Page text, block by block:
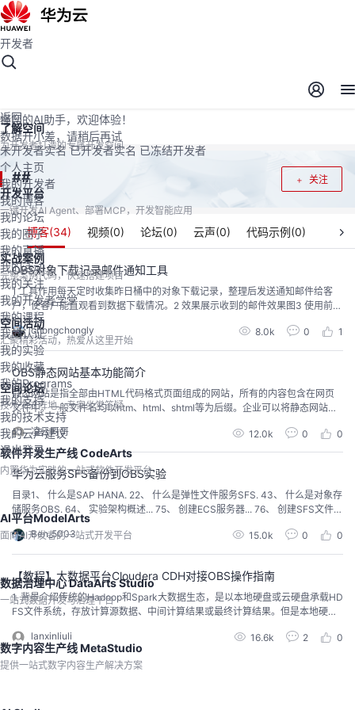
开发者空间
开发者空间
了解空间
为开发者打造的专属开发空间
开发平台
一键开发AI Agent、部署MCP，开发智能应用
实战案例
完整案例代码，快速搭建项目
空间活动
汇聚精彩活动，热爱从这里开始
空间论坛
技术交流阵地，专家坐堂答疑
软件开发生产线 CodeArts
内置华为实践的一站式软件开发平台
AI平台ModelArts
面向AI开发者的一站式开发平台
数据治理中心 DataArts Studio
一站式数据开发与治理平台
数字内容生产线 MetaStudio
提供一站式数字内容生产解决方案
开发者
返回
未开发者实名 已开发者实名 已冻结开发者
个人主页
我的开发者
我的博客
我的论坛
我的圈子
我的直播
我的活动
我的关注
我的开发者学堂
我的课程
我的认证
我的实验
我的收藏
我的Programs
我的支持
我的技术支持
我的云声建议
退出登录
懂您的AI助手，欢迎体验！
数据开小差，请稍后再试
关注
##
博客(34) 视频(0) 论坛(0) 云声(0) 代码示例(0)
OBS对象下载记录邮件通知工具
1 工具作用每天定时收集昨日桶中的对象下载记录，整理后发送通知邮件给客
户，使客户能直观看到数据下载情况。2 效果展示收到的邮件效果图3 使用前准
备工具使用前需要有如下3方面准备：1) 需要给想记录下载情况的桶配置Loggi
ng功能 2) 需要在console上同一region配置SMN下载Topic（邮件），并增加
订阅者（即收件人邮箱地址）3) ...
chongchongly 8.0k 0 1
OBS静态网站基本功能简介
静态网站是指全部由HTML代码格式页面组成的网站，所有的内容包含在网页
文件中。一般文件名均以htm、html、shtml等为后缀。企业可以将静态网站文
件存储在OBS中，且可以配置成静态网站托管模式，启用该功能后，能够自动
跳转至指定的索引页面和错误页面。下面简单介绍一下，如何在华为云OBS上
使用静态网站托管功能。步骤一：登陆OBS控制台或者使用OBS客户端工具OB
S Browser。本次使用O...
凌云哥哥 12.0k 0 0
华为云服务SFS备份到OBS实验
目录1、 什么是SAP HANA. 22、 什么是弹性文件服务SFS. 43、 什么是对象存
储服务OBS. 64、 实验架构概述... 75、 创建ECS服务器... 76、 创建SFS文件系
统... 77、 挂载共享文件存储SFS. 88、 创建OBS对象存储服务... 89、 配置obs
util和AK/SK. 910、 手动测试上传文件到OBS....
Ben_5003 15.0k 0 0
【教程】大数据平台Cloudera CDH对接OBS操作指南
1. 背景介绍传统的Hadoop和Spark大数据生态，是以本地硬盘或云硬盘承载HD
FS文件系统，存放计算源数据、中间计算结果或最终计算结果。但是本地硬盘
务可以提供稳定、安全、高效、易用的云存储服务，具有高性能、低成本的优
势，无扩容问题。同时可以与Hadoop和Spark大数据生态进行对接，为用户提
供计算存储分离的大数据...
lanxinliuli 16.6k 2 0